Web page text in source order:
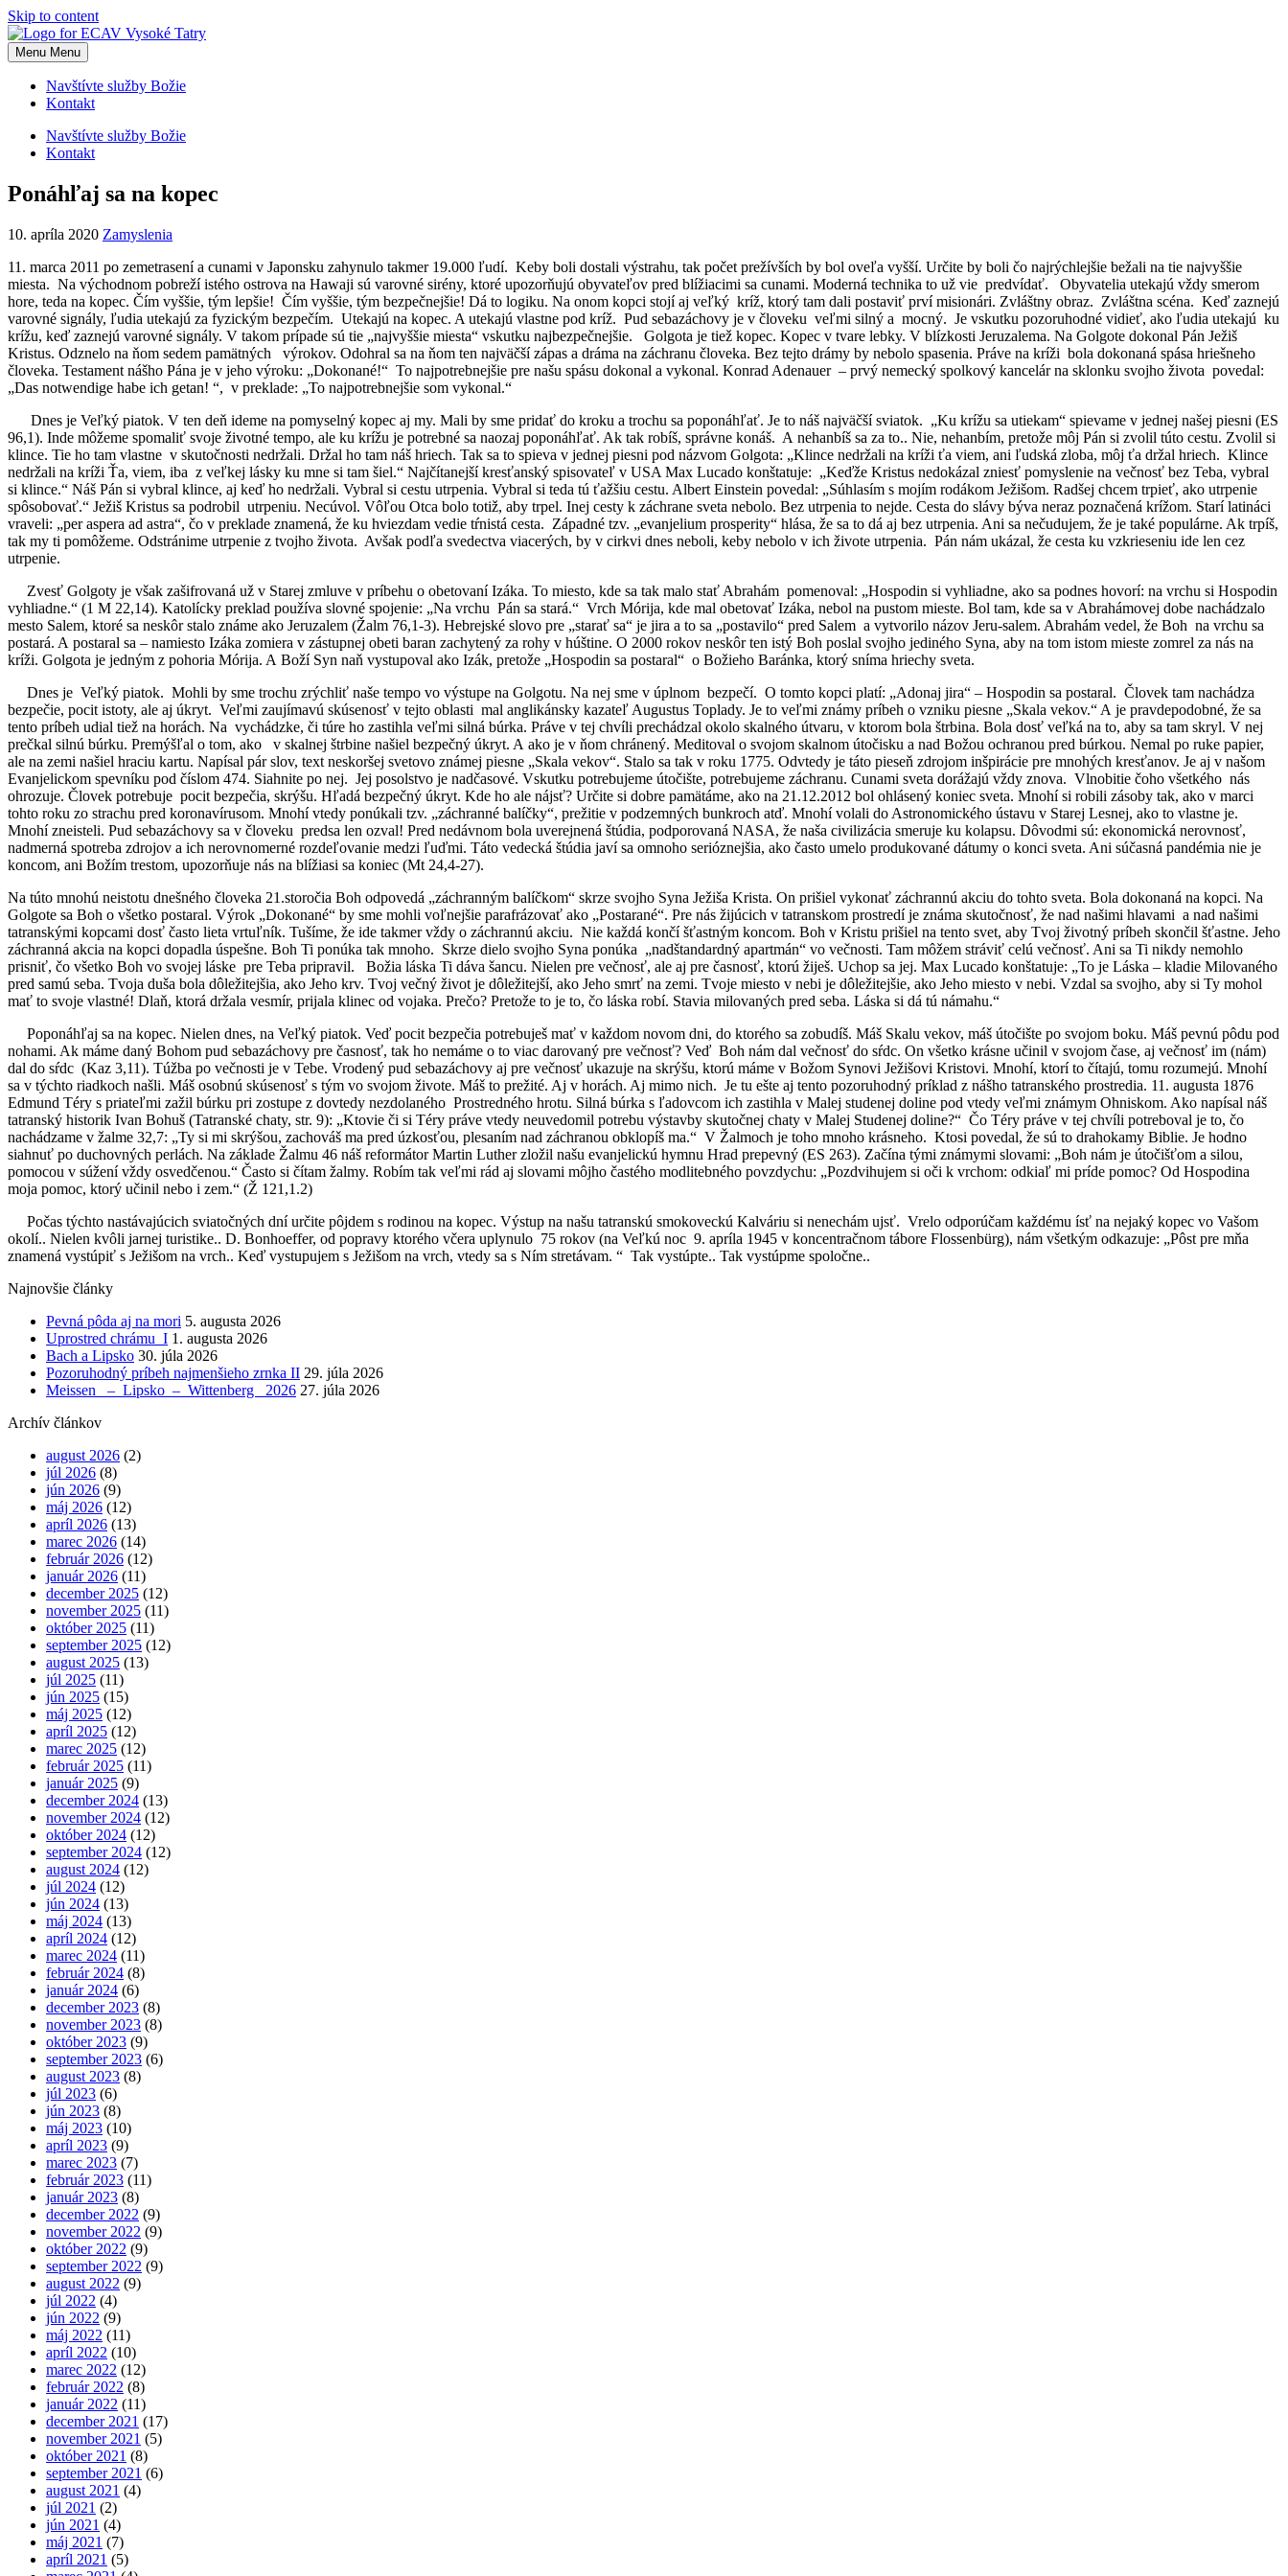
Skip to content
Menu Menu
Navštívte služby Božie
Kontakt
Navštívte služby Božie
Kontakt
Ponáhľaj sa na kopec
10. apríla 2020 Zamyslenia
11. marca 2011 po zemetrasení a cunami v Japonsku zahynulo takmer 19.000 ľudí. Keby boli dostali výstrahu, tak počet prežívších by bol oveľa vyšší. Určite by boli čo najrýchlejšie bežali na tie najvyššie
miesta. Na východnom pobreží istého ostrova na Hawaji sú varovné sirény, ktoré upozorňujú obyvateľov pred blížiacimi sa cunami. Moderná technika to už vie predvídať. Obyvatelia utekajú vždy smerom
hore, teda na kopec. Čím vyššie, tým lepšie! Čím vyššie, tým bezpečnejšie! Dá to logiku. Na onom kopci stojí aj veľký kríž, ktorý tam dali postaviť prví misionári. Zvláštny obraz. Zvláštna scéna. Keď zaznejú
varovné signály, ľudia utekajú za fyzickým bezpečím. Utekajú na kopec. A utekajú vlastne pod kríž. Pud sebazáchovy je v človeku veľmi silný a mocný. Je vskutku pozoruhodné vidieť, ako ľudia utekajú ku
krížu, keď zaznejú varovné signály. V takom prípade sú tie „najvyššie miesta“ vskutku najbezpečnejšie. Golgota je tiež kopec. Kopec v tvare lebky. V blízkosti Jeruzalema. Na Golgote dokonal Pán Ježiš
Kristus. Odznelo na ňom sedem pamätných výrokov. Odohral sa na ňom ten najväčší zápas a dráma na záchranu človeka. Bez tejto drámy by nebolo spasenia. Práve na kríži bola dokonaná spása hriešneho
človeka. Testament nášho Pána je v jeho výroku: „Dokonané!“ To najpotrebnejšie pre našu spásu dokonal a vykonal. Konrad Adenauer – prvý nemecký spolkový kancelár na sklonku svojho života povedal:
„Das notwendige habe ich getan! “, v preklade: „To najpotrebnejšie som vykonal.“
Dnes je Veľký piatok. V ten deň ideme na pomyselný kopec aj my. Mali by sme pridať do kroku a trochu sa poponáhľať. Je to náš najväčší sviatok. „Ku krížu sa utiekam“ spievame v jednej našej piesni (ES
96,1). Inde môžeme spomaliť svoje životné tempo, ale ku krížu je potrebné sa naozaj poponáhľať. Ak tak robíš, správne konáš. A nehanbíš sa za to.. Nie, nehanbím, pretože môj Pán si zvolil túto cestu. Zvolil si
klince. Tie ho tam vlastne v skutočnosti nedržali. Držal ho tam náš hriech. Tak sa to spieva v jednej piesni pod názvom Golgota: „Klince nedržali na kríži ťa viem, ani ľudská zloba, môj ťa držal hriech. Klince
nedržali na kríži Ťa, viem, iba z veľkej lásky ku mne si tam šiel.“ Najčítanejší kresťanský spisovateľ v USA Max Lucado konštatuje: „Keďže Kristus nedokázal zniesť pomyslenie na večnosť bez Teba, vybral
si klince.“ Náš Pán si vybral klince, aj keď ho nedržali. Vybral si cestu utrpenia. Vybral si teda tú ťažšiu cestu. Albert Einstein povedal: „Súhlasím s mojím rodákom Ježišom. Radšej chcem trpieť, ako utrpenie
spôsobovať.“ Ježiš Kristus sa podrobil utrpeniu. Necúvol. Vôľou Otca bolo totiž, aby trpel. Inej cesty k záchrane sveta nebolo. Bez utrpenia to nejde. Cesta do slávy býva neraz poznačená krížom. Starí latináci
vraveli: „per aspera ad astra“, čo v preklade znamená, že ku hviezdam vedie tŕnistá cesta. Západné tzv. „evanjelium prosperity“ hlása, že sa to dá aj bez utrpenia. Ani sa nečudujem, že je také populárne. Ak trpíš,
tak my ti pomôžeme. Odstránime utrpenie z tvojho života. Avšak podľa svedectva viacerých, by v cirkvi dnes neboli, keby nebolo v ich živote utrpenia. Pán nám ukázal, že cesta ku vzkrieseniu ide len cez
utrpenie.
Zvesť Golgoty je však zašifrovaná už v Starej zmluve v príbehu o obetovaní Izáka. To miesto, kde sa tak malo stať Abrahám pomenoval: „Hospodin si vyhliadne, ako sa podnes hovorí: na vrchu si Hospodin
vyhliadne.“ (1 M 22,14). Katolícky preklad používa slovné spojenie: „Na vrchu Pán sa stará.“ Vrch Mórija, kde mal obetovať Izáka, nebol na pustom mieste. Bol tam, kde sa v Abrahámovej dobe nachádzalo
mesto Salem, ktoré sa neskôr stalo známe ako Jeruzalem (Žalm 76,1-3). Hebrejské slovo pre „starať sa“ je jira a to sa „postavilo“ pred Salem a vytvorilo názov Jeru-salem. Abrahám vedel, že Boh na vrchu sa
postará. A postaral sa – namiesto Izáka zomiera v zástupnej obeti baran zachytený za rohy v húštine. O 2000 rokov neskôr ten istý Boh poslal svojho jediného Syna, aby na tom istom mieste zomrel za nás na
kríži. Golgota je jedným z pohoria Mórija. A Boží Syn naň vystupoval ako Izák, pretože „Hospodin sa postaral“ o Božieho Baránka, ktorý sníma hriechy sveta.
Dnes je Veľký piatok. Mohli by sme trochu zrýchliť naše tempo vo výstupe na Golgotu. Na nej sme v úplnom bezpečí. O tomto kopci platí: „Adonaj jira“ – Hospodin sa postaral. Človek tam nachádza
bezpečie, pocit istoty, ale aj úkryt. Veľmi zaujímavú skúsenosť v tejto oblasti mal anglikánsky kazateľ Augustus Toplady. Je to veľmi známy príbeh o vzniku piesne „Skala vekov.“ A je pravdepodobné, že sa
tento príbeh udial tiež na horách. Na vychádzke, či túre ho zastihla veľmi silná búrka. Práve v tej chvíli prechádzal okolo skalného útvaru, v ktorom bola štrbina. Bola dosť veľká na to, aby sa tam skryl. V nej
prečkal silnú búrku. Premýšľal o tom, ako v skalnej štrbine našiel bezpečný úkryt. A ako je v ňom chránený. Meditoval o svojom skalnom útočisku a nad Božou ochranou pred búrkou. Nemal po ruke papier,
ale na zemi našiel hraciu kartu. Napísal pár slov, text neskoršej svetovo známej piesne „Skala vekov“. Stalo sa tak v roku 1775. Odvtedy je táto pieseň zdrojom inšpirácie pre mnohých kresťanov. Je aj v našom
Evanjelickom spevníku pod číslom 474. Siahnite po nej. Jej posolstvo je nadčasové. Vskutku potrebujeme útočište, potrebujeme záchranu. Cunami sveta dorážajú vždy znova. Vlnobitie čoho všetkého nás
ohrozuje. Človek potrebuje pocit bezpečia, skrýšu. Hľadá bezpečný úkryt. Kde ho ale nájsť? Určite si dobre pamätáme, ako na 21.12.2012 bol ohlásený koniec sveta. Mnohí si robili zásoby tak, ako v marci
tohto roku zo strachu pred koronavírusom. Mnohí vtedy ponúkali tzv. „záchranné balíčky“, prežitie v podzemných bunkroch atď. Mnohí volali do Astronomického ústavu v Starej Lesnej, ako to vlastne je.
Mnohí zneisteli. Pud sebazáchovy sa v človeku predsa len ozval! Pred nedávnom bola uverejnená štúdia, podporovaná NASA, že naša civilizácia smeruje ku kolapsu. Dôvodmi sú: ekonomická nerovnosť,
nadmerná spotreba zdrojov a ich nerovnomerné rozdeľovanie medzi ľuďmi. Táto vedecká štúdia javí sa omnoho serióznejšia, ako často umelo produkované dátumy o konci sveta. Ani súčasná pandémia nie je
koncom, ani Božím trestom, upozorňuje nás na blížiasi sa koniec (Mt 24,4-27).
Na túto mnohú neistotu dnešného človeka 21.storočia Boh odpovedá „záchranným balíčkom“ skrze svojho Syna Ježiša Krista. On prišiel vykonať záchrannú akciu do tohto sveta. Bola dokonaná na kopci. Na
Golgote sa Boh o všetko postaral. Výrok „Dokonané“ by sme mohli voľnejšie parafrázovať ako „Postarané“. Pre nás žijúcich v tatranskom prostredí je známa skutočnosť, že nad našimi hlavami a nad našimi
tatranskými kopcami dosť často lieta vrtuľník. Tušíme, že ide takmer vždy o záchrannú akciu. Nie každá končí šťastným koncom. Boh v Kristu prišiel na tento svet, aby Tvoj životný príbeh skončil šťastne. Jeho
záchranná akcia na kopci dopadla úspešne. Boh Ti ponúka tak mnoho. Skrze dielo svojho Syna ponúka „nadštandardný apartmán“ vo večnosti. Tam môžem stráviť celú večnosť. Ani sa Ti nikdy nemohlo
prisniť, čo všetko Boh vo svojej láske pre Teba pripravil. Božia láska Ti dáva šancu. Nielen pre večnosť, ale aj pre časnosť, ktorú žiješ. Uchop sa jej. Max Lucado konštatuje: „To je Láska – kladie Milovaného
pred samú seba. Tvoja duša bola dôležitejšia, ako Jeho krv. Tvoj večný život je dôležitejší, ako Jeho smrť na zemi. Tvoje miesto v nebi je dôležitejšie, ako Jeho miesto v nebi. Vzdal sa svojho, aby si Ty mohol
mať to svoje vlastné! Dlaň, ktorá držala vesmír, prijala klinec od vojaka. Prečo? Pretože to je to, čo láska robí. Stavia milovaných pred seba. Láska si dá tú námahu.“
Poponáhľaj sa na kopec. Nielen dnes, na Veľký piatok. Veď pocit bezpečia potrebuješ mať v každom novom dni, do ktorého sa zobudíš. Máš Skalu vekov, máš útočište po svojom boku. Máš pevnú pôdu pod
nohami. Ak máme daný Bohom pud sebazáchovy pre časnosť, tak ho nemáme o to viac darovaný pre večnosť? Veď Boh nám dal večnosť do sŕdc. On všetko krásne učinil v svojom čase, aj večnosť im (nám)
dal do sŕdc (Kaz 3,11). Túžba po večnosti je v Tebe. Vrodený pud sebazáchovy aj pre večnosť ukazuje na skrýšu, ktorú máme v Božom Synovi Ježišovi Kristovi. Mnohí, ktorí to čítajú, tomu rozumejú. Mnohí
sa v týchto riadkoch našli. Máš osobnú skúsenosť s tým vo svojom živote. Máš to prežité. Aj v horách. Aj mimo nich. Je tu ešte aj tento pozoruhodný príklad z nášho tatranského prostredia. 11. augusta 1876
Edmund Téry s priateľmi zažil búrku pri zostupe z dovtedy nezdolaného Prostredného hrotu. Silná búrka s ľadovcom ich zastihla v Malej studenej doline pod vtedy veľmi známym Ohniskom. Ako napísal náš
tatranský historik Ivan Bohuš (Tatranské chaty, str. 9): „Ktovie či si Téry práve vtedy neuvedomil potrebu výstavby skutočnej chaty v Malej Studenej doline?“ Čo Téry práve v tej chvíli potreboval je to, čo
nachádzame v žalme 32,7: „Ty si mi skrýšou, zachováš ma pred úzkosťou, plesaním nad záchranou obklopíš ma.“ V Žalmoch je toho mnoho krásneho. Ktosi povedal, že sú to drahokamy Biblie. Je hodno
siahnuť po duchovných perlách. Na základe Žalmu 46 náš reformátor Martin Luther zložil našu evanjelickú hymnu Hrad prepevný (ES 263). Začína tými známymi slovami: „Boh nám je útočišťom a silou,
pomocou v súžení vždy osvedčenou.“ Často si čítam žalmy. Robím tak veľmi rád aj slovami môjho častého modlitebného povzdychu: „Pozdvihujem si oči k vrchom: odkiaľ mi príde pomoc? Od Hospodina
moja pomoc, ktorý učinil nebo i zem.“ (Ž 121,1.2)
Počas týchto nastávajúcich sviatočných dní určite pôjdem s rodinou na kopec. Výstup na našu tatranskú smokoveckú Kalváriu si nenechám ujsť. Vrelo odporúčam každému ísť na nejaký kopec vo Vašom
okolí.. Nielen kvôli jarnej turistike.. D. Bonhoeffer, od popravy ktorého včera uplynulo 75 rokov (na Veľkú noc 9. apríla 1945 v koncentračnom tábore Flossenbürg), nám všetkým odkazuje: „Pôst pre mňa
znamená vystúpiť s Ježišom na vrch.. Keď vystupujem s Ježišom na vrch, vtedy sa s Ním stretávam. “ Tak vystúpte.. Tak vystúpme spoločne..
Najnovšie články
Pevná pôda aj na mori 5. augusta 2026
Uprostred chrámu I 1. augusta 2026
Bach a Lipsko 30. júla 2026
Pozoruhodný príbeh najmenšieho zrnka II 29. júla 2026
Meissen – Lipsko – Wittenberg 2026 27. júla 2026
Archív článkov
august 2026 (2)
júl 2026 (8)
jún 2026 (9)
máj 2026 (12)
apríl 2026 (13)
marec 2026 (14)
február 2026 (12)
január 2026 (11)
december 2025 (12)
november 2025 (11)
október 2025 (11)
september 2025 (12)
august 2025 (13)
júl 2025 (11)
jún 2025 (15)
máj 2025 (12)
apríl 2025 (12)
marec 2025 (12)
február 2025 (11)
január 2025 (9)
december 2024 (13)
november 2024 (12)
október 2024 (12)
september 2024 (12)
august 2024 (12)
júl 2024 (12)
jún 2024 (13)
máj 2024 (13)
apríl 2024 (12)
marec 2024 (11)
február 2024 (8)
január 2024 (6)
december 2023 (8)
november 2023 (8)
október 2023 (9)
september 2023 (6)
august 2023 (8)
júl 2023 (6)
jún 2023 (8)
máj 2023 (10)
apríl 2023 (9)
marec 2023 (7)
február 2023 (11)
január 2023 (8)
december 2022 (9)
november 2022 (9)
október 2022 (9)
september 2022 (9)
august 2022 (9)
júl 2022 (4)
jún 2022 (9)
máj 2022 (11)
apríl 2022 (10)
marec 2022 (12)
február 2022 (8)
január 2022 (11)
december 2021 (17)
november 2021 (5)
október 2021 (8)
september 2021 (6)
august 2021 (4)
júl 2021 (2)
jún 2021 (4)
máj 2021 (7)
apríl 2021 (5)